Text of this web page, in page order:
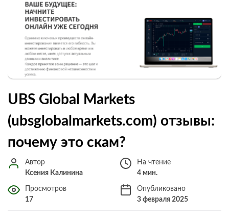
UBS Global Markets
(ubsglobalmarkets.com) отзывы:
почему это скам?
Автор
Ксения Калинина
На чтение
4 мин.
Просмотров
17
Опубликовано
3 февраля 2025